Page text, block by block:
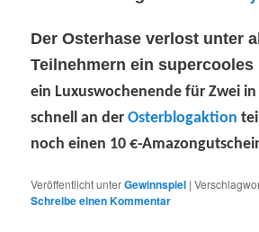
Der Osterhase verlost unter
Teilnehmern einsupercooles
ein Luxuswochenende für Zwei
schnell an derOsterblogaktion
noch einen 10 €-
Veröffentlicht unterGewinnspiel |
Schreibe einen Kommentar